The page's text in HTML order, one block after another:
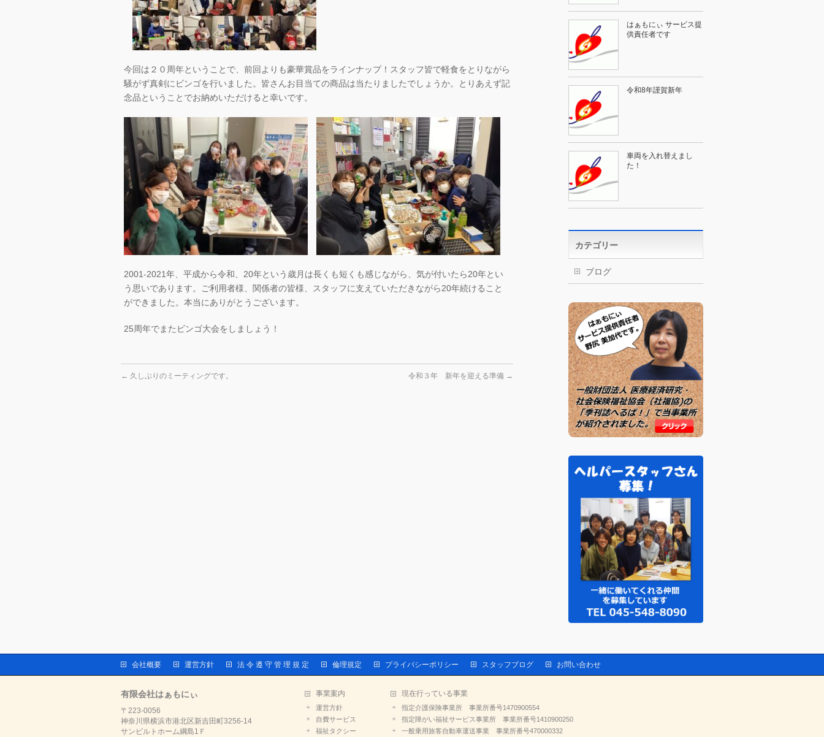
今回は２０周年ということで、前回よりも豪華賞品をラインナップ！スタッフ皆で軽食をとりながら
騒がず真剣にビンゴを行いました。皆さんお目当ての商品は当たりましたでしょうか。とりあえず記
念品ということでお納めいただけると幸いです。
2001-2021年、平成から令和、20年という歳月は長くも短くも感じながら、気が付いたら20年とい
う思いであります。ご利用者様、関係者の皆様、スタッフに支えていただきながら20年続けること
ができました。本当にありがとうございます。
25周年でまたビンゴ大会をしましょう！
← 久しぶりのミーティングです。 令和３年 新年を迎える準備 →
はぁもにぃ サービス提
供責任者です
令和8年謹賀新年
車両を入れ替えまし
た！
カテゴリー
ブログ
会社概要 運営方針 法 令 遵 守 管 理 規 定 倫理規定 プライバシーポリシー スタッフブログ お問い合わせ
有限会社はぁもにぃ
〒223-0056
神奈川県横浜市港北区新吉田町3256-14
サンビルトホーム綱島1Ｆ
事業案内
運営方針
自費サービス
福祉タクシー
現在行っている事業
指定介護保険事業所 事業所番号1470900554
指定障がい福祉サービス事業所 事業所番号1410900250
一般乗用旅客自動車運送事業 事業所番号470000332